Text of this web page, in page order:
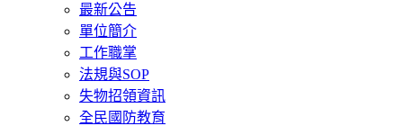
最新公告
單位簡介
工作職掌
法規與SOP
失物招領資訊
全民國防教育